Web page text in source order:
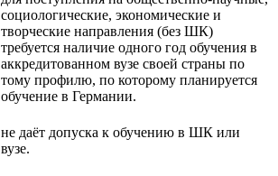
социологические, экономические и
творческие направления (без ШК)
требуется наличие одного год обучения в
аккредитованном вузе своей страны по
тому профилю, по которому планируется
обучение в Германии.
не даёт допуска к обучению в ШК или
вузе.